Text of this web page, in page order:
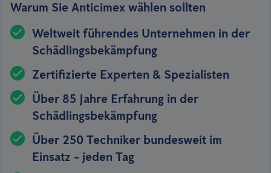
Warum Sie Anticimex wählen sollten
Weltweit führendes Unternehmen in der
Schädlingsbekämpfung
Zertifizierte Experten & Spezialisten
Über 85 Jahre Erfahrung in der
Schädlingsbekämpfung
Über 250 Techniker bundesweit im
Einsatz - jeden Tag